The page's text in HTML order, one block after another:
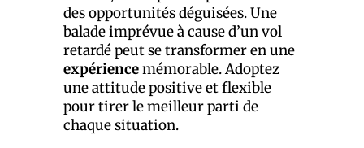
des opportunités déguisées. Une
balade imprévue à cause d’un vol
retardé peut se transformer en une
expériencemémorable. Adoptez
une attitude positive et flexible
pour tirer le meilleur parti de
chaque situation.